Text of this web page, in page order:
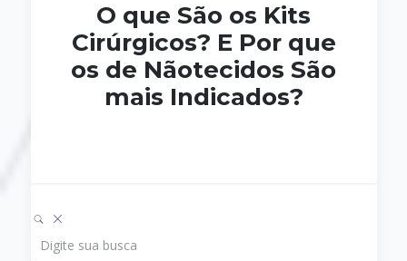
O que São os Kits
Cirúrgicos? E Por que
os de Nãotecidos São
mais Indicados?